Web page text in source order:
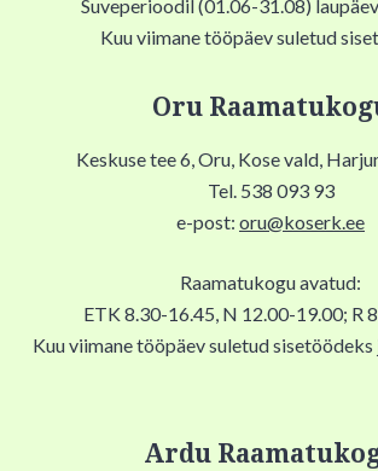
Suveperioodil (01.06-31.08)
Kuu viimane tööpäev suletud
Oru
Keskuse tee 6, Oru, Kose vald,
Tel. 538 093 93
e-post: oru@koserk.ee
Raamatukogu avatud:
ETK 8.30-16.45, N 12.00-19.00; R
Kuu viimane tööpäev suletud sisetöödeks
Ardu